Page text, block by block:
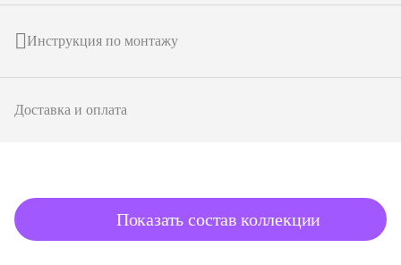
Инструкция по монтажу
Доставка и оплата
Показать состав коллекции